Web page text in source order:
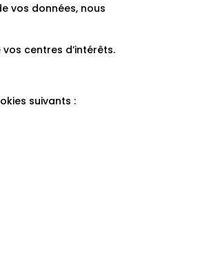
vos données, nous
centres d’intérêts.
suivants :